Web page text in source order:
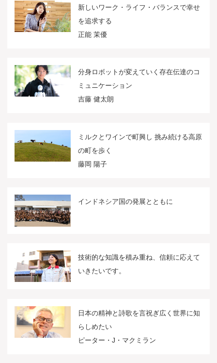
新しいワーク・ライフ・バランスで幸せ
を追求する
正能 茉優
分身ロボットが変えていく存在伝達のコ
ミュニケーション
吉藤 健太朗
ミルクとワインで町興し 挑み続ける高原
の町を歩く
藤岡 陽子
インドネシア国の発展とともに
技術的な知識を積み重ね、信頼に応えて
いきたいです。
日本の精神と詩歌を言祝ぎ広く世界に知
らしめたい
ピーター・J・マクミラン